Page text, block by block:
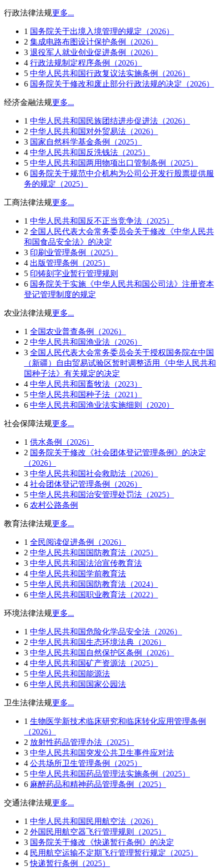
行政法律法规更多...
1 国务院关于出境入境管理的规定（2026）
2 集成电路布图设计保护条例（2026）
3 退役军人就业创业促进条例（2026）
4 行政法规制定程序条例（2026）
5 中华人民共和国行政复议法实施条例（2026）
6 国务院关于修改和废止部分行政法规的决定（2026）
经济金融法规更多...
1 中华人民共和国民族团结进步促进法（2026）
2 中华人民共和国对外贸易法（2026）
3 国家自然科学基金条例（2025）
4 中华人民共和国反洗钱法（2025）
5 中华人民共和国两用物项出口管制条例（2025）
6 国务院关于规范中介机构为公司公开发行股票提供服
务的规定（2025）
工商法律法规更多...
1 中华人民共和国反不正当竞争法（2025）
2 全国人民代表大会常务委员会关于修改《中华人民共
和国食品安全法》的决定
3 印刷业管理条例（2025）
4 出版管理条例（2025）
5 印铸刻字业暂行管理规则
6 国务院关于实施《中华人民共和国公司法》注册资本
登记管理制度的规定
农业法律法规更多...
1 全国农业普查条例（2026）
2 中华人民共和国渔业法（2026）
3 全国人民代表大会常务委员会关于授权国务院在中国
（新疆）自由贸易试验区暂时调整适用《中华人民共和
国种子法》有关规定的决定
4 中华人民共和国畜牧法（2023）
5 中华人民共和国种子法（2021）
6 中华人民共和国渔业法实施细则（2020）
社会保障法规更多...
1 供水条例（2026）
2 国务院关于修改《社会团体登记管理条例》的决定
（2026）
3 中华人民共和国社会救助法（2026）
4 社会团体登记管理条例（2026）
5 中华人民共和国治安管理处罚法（2025）
6 农村公路条例
教育法律法规更多...
1 全民阅读促进条例（2026）
2 中华人民共和国国防教育法（2025）
3 中华人民共和国法治宣传教育法
4 中华人民共和国学前教育法
5 中华人民共和国国防教育法（2024）
6 中华人民共和国职业教育法（2022）
环境法律法规更多...
1 中华人民共和国危险化学品安全法（2026）
2 中华人民共和国生态环境法典（2026）
3 中华人民共和国自然保护区条例（2026）
4 中华人民共和国矿产资源法（2025）
5 中华人民共和国能源法
6 中华人民共和国国家公园法
卫生法律法规更多...
1 生物医学新技术临床研究和临床转化应用管理条例
（2026）
2 放射性药品管理办法（2025）
3 中华人民共和国突发公共卫生事件应对法
4 公共场所卫生管理条例（2025）
5 中华人民共和国药品管理法实施条例（2025）
6 麻醉药品和精神药品管理条例（2025）
交通法律法规更多...
1 中华人民共和国民用航空法（2026）
2 外国民用航空器飞行管理规则（2025）
3 国务院关于修改《快递暂行条例》的决定
4 民用航空运输不定期飞行管理暂行规定（2025）
5 快递暂行条例（2025）